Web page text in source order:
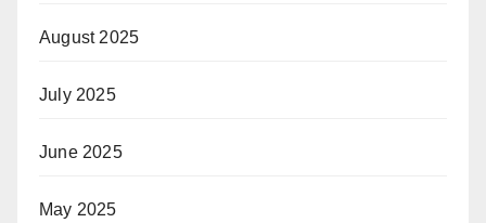
August 2025
July 2025
June 2025
May 2025